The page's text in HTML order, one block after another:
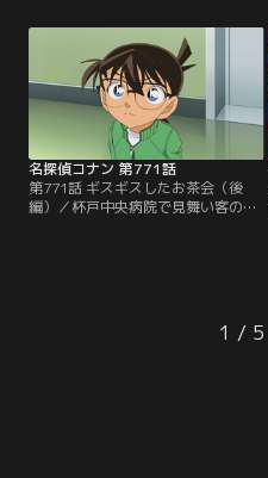
布を調べると、政財界スキャンダル
の記事が入っていた。千葉たちは男
がこの事件絡みで生命を狙われてい
る可能性もあると判断。コナンたち
少年探偵団も事件を調べる事に…。
名探偵コナン 第771話
第771話 ギスギスしたお茶会（後
編）／杯戸中央病院で見舞い客の須
て犯人が仕掛けたトリックの謎を解
くコナン。伶菜がハーブティーに浮
1